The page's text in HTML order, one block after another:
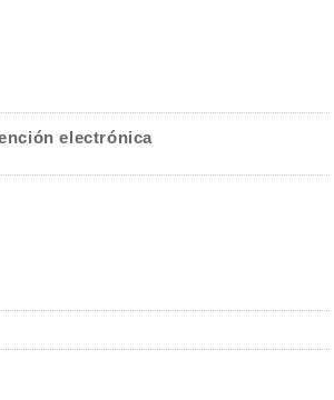
electrónica